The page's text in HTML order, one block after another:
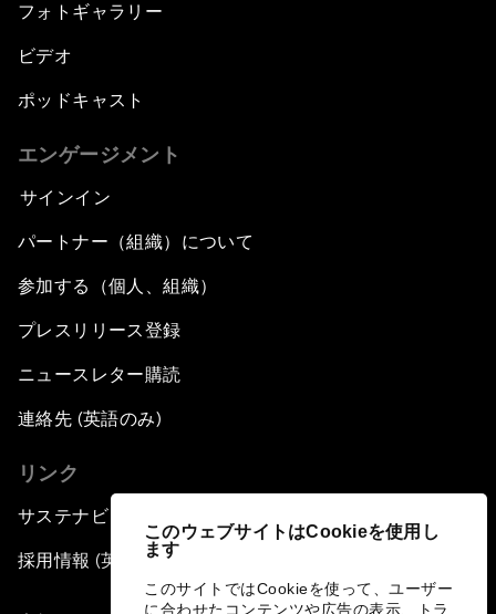
このウェブサイトはCookieを使用し
ます
このサイトではCookieを使って、ユーザー
に合わせたコンテンツや広告の表示、トラ
フォトギャラリー
ビデオ
ポッドキャスト
エンゲージメント
サインイン
パートナー（組織）について
参加する（個人、組織）
プレスリリース登録
ニュースレター購読
連絡先 (英語のみ)
リンク
サステナビリティへの取り組み
採用情報 (英語のみ)